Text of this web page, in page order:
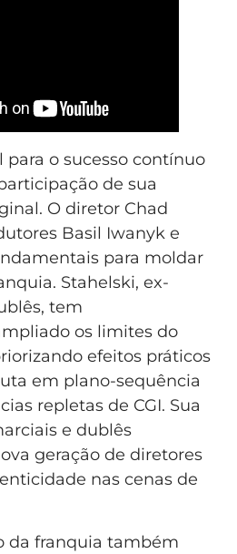
para o sucesso contínuo
de sua
O diretor Chad
Basil Iwanyk e
para moldar
Stahelski, ex-
tem
os limites do
efeitos práticos
em plano-sequência
repletas de CGI. Sua
e dublês
geração de diretores
nas cenas de
da franquia também